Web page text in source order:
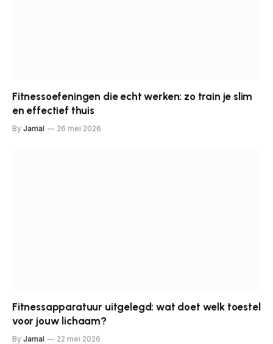
Fitnessoefeningen die echt werken: zo train je slim
en effectief thuis
By Jamal 26 mei 2026
Fitnessapparatuur uitgelegd: wat doet welk toestel
voor jouw lichaam?
By Jamal 22 mei 2026